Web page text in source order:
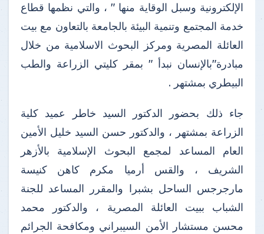
الإلكترونية وسبل الوقاية منها " ، والتي نظمها قطاع
خدمة المجتمع وتنمية البيئة بالجامعة بالتعاون مع بيت
العائلة المصرية ومركز البحوث الاسلامية من خلال
مبادرة"بالإنسان نبدأ " بمقر كليتي الزراعة والطب
البيطري بمشتهر .
جاء ذلك بحضور الدكتور السيد خاطر عميد كلية
الزراعة بمشتهر ، والدكتور حسن السيد خليل الأمين
العام المساعد لمجمع البحوث الإسلامية بالأزهر
الشريف ، والقس أرميا مكرم كاهن كنيسة
مارجرجس الساحل بشبرا والمقرر المساعد للجنة
الشباب ببيت العائلة المصرية ، والدكتور محمد
محسن مستشار الأمن السيبراني ومكافحة الجرائم